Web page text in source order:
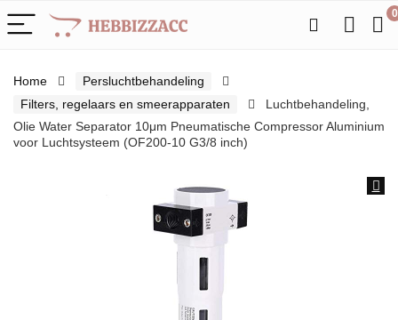
0
Home
Persluchtbehandeling
Filters, regelaars en smeerapparaten
Luchtbehandeling,
Olie Water Separator 10μm Pneumatische Compressor Aluminium
voor Luchtsysteem (OF200-10 G3/8 inch)